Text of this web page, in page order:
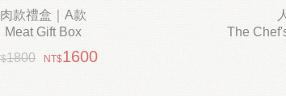
肉款禮盒｜A款
Meat Gift Box
1800
1600
The